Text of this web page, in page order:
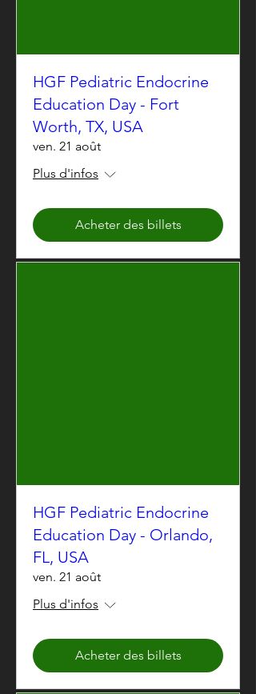
HGF Pediatric Endocrine
Education Day - Fort
Worth, TX, USA
ven. 21 août
Plus d'infos
Acheter des billets
HGF Pediatric Endocrine
Education Day - Orlando,
FL, USA
ven. 21 août
Plus d'infos
Acheter des billets